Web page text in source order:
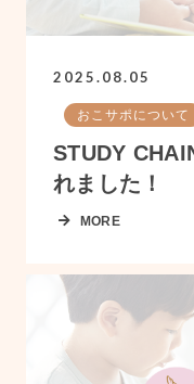
2025.08.05
おこサポについて
STUDY
れました！
MORE